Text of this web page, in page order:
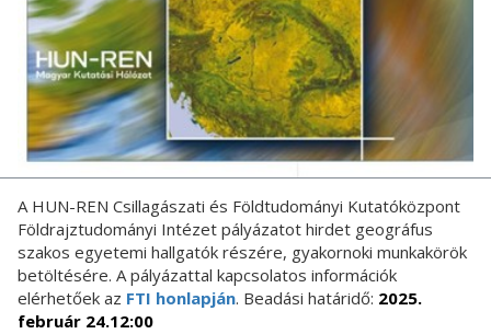
A HUN-REN Csillagászati és Földtudományi Kutatóközpont
Földrajztudományi Intézet pályázatot hirdet geográfus
szakos egyetemi hallgatók részére, gyakornoki munkakörök
betöltésére. A pályázattal kapcsolatos információk
elérhetőek az FTI honlapján. Beadási határidő: 2025.
február 24.12:00